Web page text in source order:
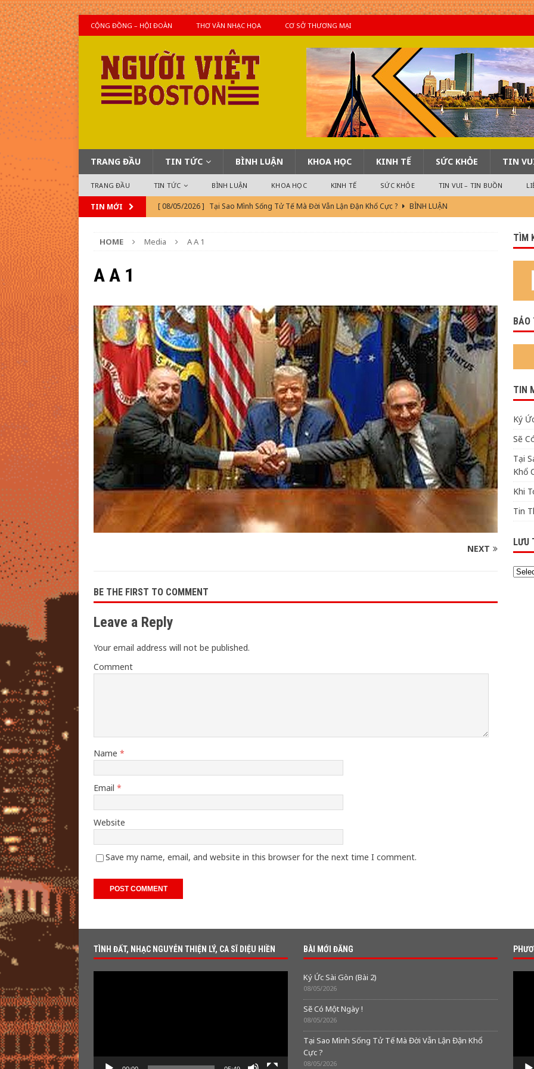
CỘNG ĐỒNG – HỘI ĐOÀN THƠ VĂN NHẠC HỌA CƠ SỞ THƯƠNG MẠI
TRANG ĐẦU TIN TỨC BÌNH LUẬN KHOA HỌC KINH TẾ SỨC KHỎE TIN
TRANG ĐẦU TIN TỨC BÌNH LUẬN KHOA HỌC KINH TẾ SỨC KHỎE TIN VUI – TIN BUỒN
TIN MỚI [ 08/05/2026 ] Tại Sao Mình Sống Tử Tế Mà Đời Vẫn Lận Đận Khổ Cực ?
BÌNH LUẬN
[ 08/04/2026 ]
HOME Media A A 1
A A 1
NEXT
BE THE FIRST TO COMMENT
Leave a Reply
Your email address will not be published.
Comment
Name *
Email *
Website
Save my name, email, and website in this browser for the next time I comment.
TÌM
BẢO
TIN
Ký
Sẽ
Tại
Khổ
Khi
Tin
LƯU
TÌNH ĐẤT, NHẠC NGUYỄN THIỆN LÝ, CA SĨ DIỆU HIỀN BÀI MỚI ĐĂNG
Ký Ức Sài Gòn (Bài 2)
08/05/2026
Sẽ Có Một Ngày !
08/05/2026
Tại Sao Mình Sống Tử Tế Mà Đời Vẫn Lận Đận Khổ
Cực ?
08/05/2026